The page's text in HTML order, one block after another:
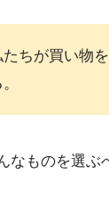
たちが買い物
なものを選ぶ